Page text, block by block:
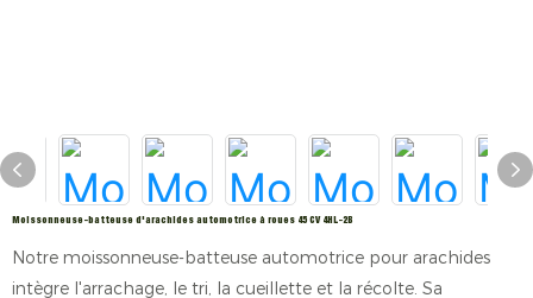
Moissonneuse-batteuse d'arachides automotrice à roues 45 CV 4HL-2B
Notre moissonneuse-batteuse automotrice pour arachides
intègre l'arrachage, le tri, la cueillette et la récolte. Sa